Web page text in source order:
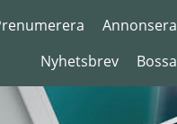
Annonsera
Nyhetsbrev
Bossa